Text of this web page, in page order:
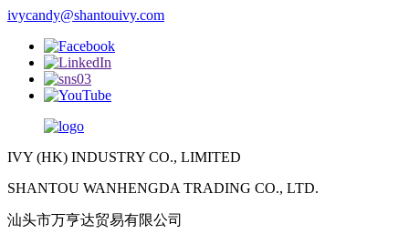
ivycandy@shantouivy.com
IVY (HK) INDUSTRY CO., LIMITED
SHANTOU WANHENGDA TRADING CO., LTD.
汕头市万亨达贸易有限公司